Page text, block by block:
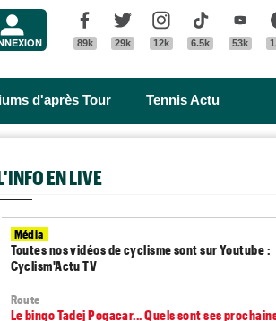
Facebook
89k
Twitter
29k
Instagram
12k
Tik Tok
6.5k 53k
d'après Tour Tennis Actu
EN LIVE
Média
Toutes nos vidéos de cyclisme sont sur Youtube :
Cyclism'Actu TV
Route
Le bingo Tadej Pogacar... Quels sont ses